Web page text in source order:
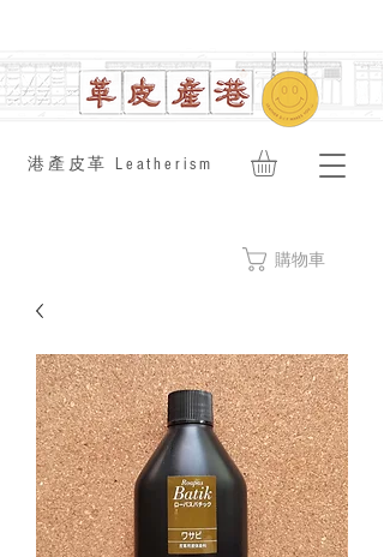
​港產皮革 Leatherism
購物車